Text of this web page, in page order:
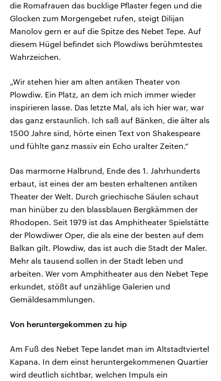
die Romafrauen das bucklige Pflaster fegen und die
Glocken zum Morgengebet rufen, steigt Dilijan
Manolov gern er auf die Spitze des Nebet Tepe. Auf
diesem Hügel befindet sich Plowdiws berühmtestes
Wahrzeichen.
„Wir stehen hier am alten antiken Theater von
Plowdiw. Ein Platz, an dem ich mich immer wieder
inspirieren lasse. Das letzte Mal, als ich hier war, war
das ganz erstaunlich. Ich saß auf Bänken, die älter als
1500 Jahre sind, hörte einen Text von Shakespeare
und fühlte ganz massiv ein Echo uralter Zeiten.“
Das marmorne Halbrund, Ende des 1. Jahrhunderts
erbaut, ist eines der am besten erhaltenen antiken
Theater der Welt. Durch griechische Säulen schaut
man hinüber zu den blassblauen Bergkämmen der
Rhodopen. Seit 1979 ist das Amphitheater Spielstätte
der Plowdiwer Oper, die als eine der besten auf dem
Balkan gilt. Plowdiw, das ist auch die Stadt der Maler.
Mehr als tausend sollen in der Stadt leben und
arbeiten. Wer vom Amphitheater aus den Nebet Tepe
erkundet, stößt auf unzählige Galerien und
Gemäldesammlungen.
Von heruntergekommen zu hip
Am Fuß des Nebet Tepe landet man im Altstadtviertel
Kapana. In dem einst heruntergekommenen Quartier
wird deutlich sichtbar, welchen Impuls ein